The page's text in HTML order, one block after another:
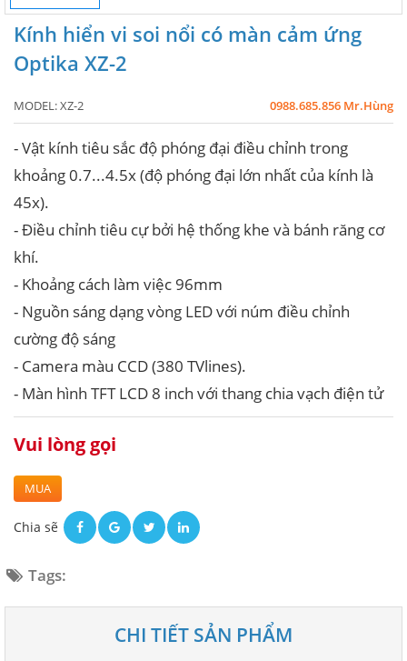
Kính hiển vi soi nổi có màn cảm ứng
Optika XZ-2
MODEL:XZ-2 0988.685.856 Mr.Hùng
- Vật kính tiêu sắc độ phóng đại điều chỉnh trong
khoảng 0.7...4.5x (độ phóng đại lớn nhất của kính là
45x).
- Điều chỉnh tiêu cự bởi hệ thống khe và bánh răng cơ
khí.
- Khoảng cách làm việc 96mm
- Nguồn sáng dạng vòng LED với núm điều chỉnh
cường độ sáng
- Camera màu CCD (380 TVlines).
- Màn hình TFT LCD 8 inch với thang chia vạch điện tử
Vui lòng gọi
MUA
Chia sẽ
Tags:
CHI TIẾT SẢN PHẨM